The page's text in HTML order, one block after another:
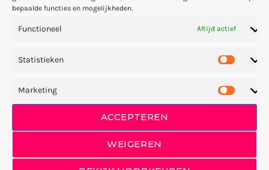
bepaalde functies en mogelijkheden.
Functioneel Altijd actief
Statistieken
Marketing
ACCEPTEREN
WEIGEREN